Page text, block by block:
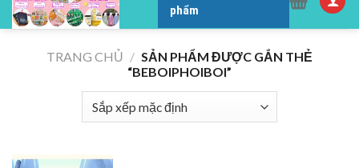
phẩm
TRANG CHỦ / SẢN PHẨM ĐƯỢC GẮN THẺ
“BEBOIPHOIBOI”